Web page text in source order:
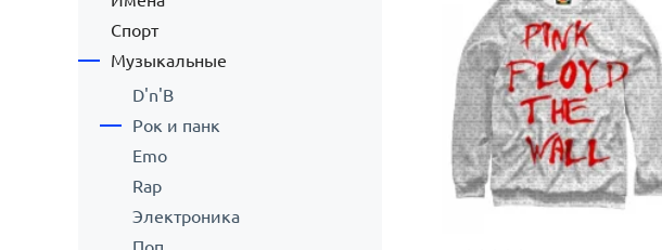
Спорт
Музыкальные
D'n'B
Рок и панк
Emo
Rap
Электроника